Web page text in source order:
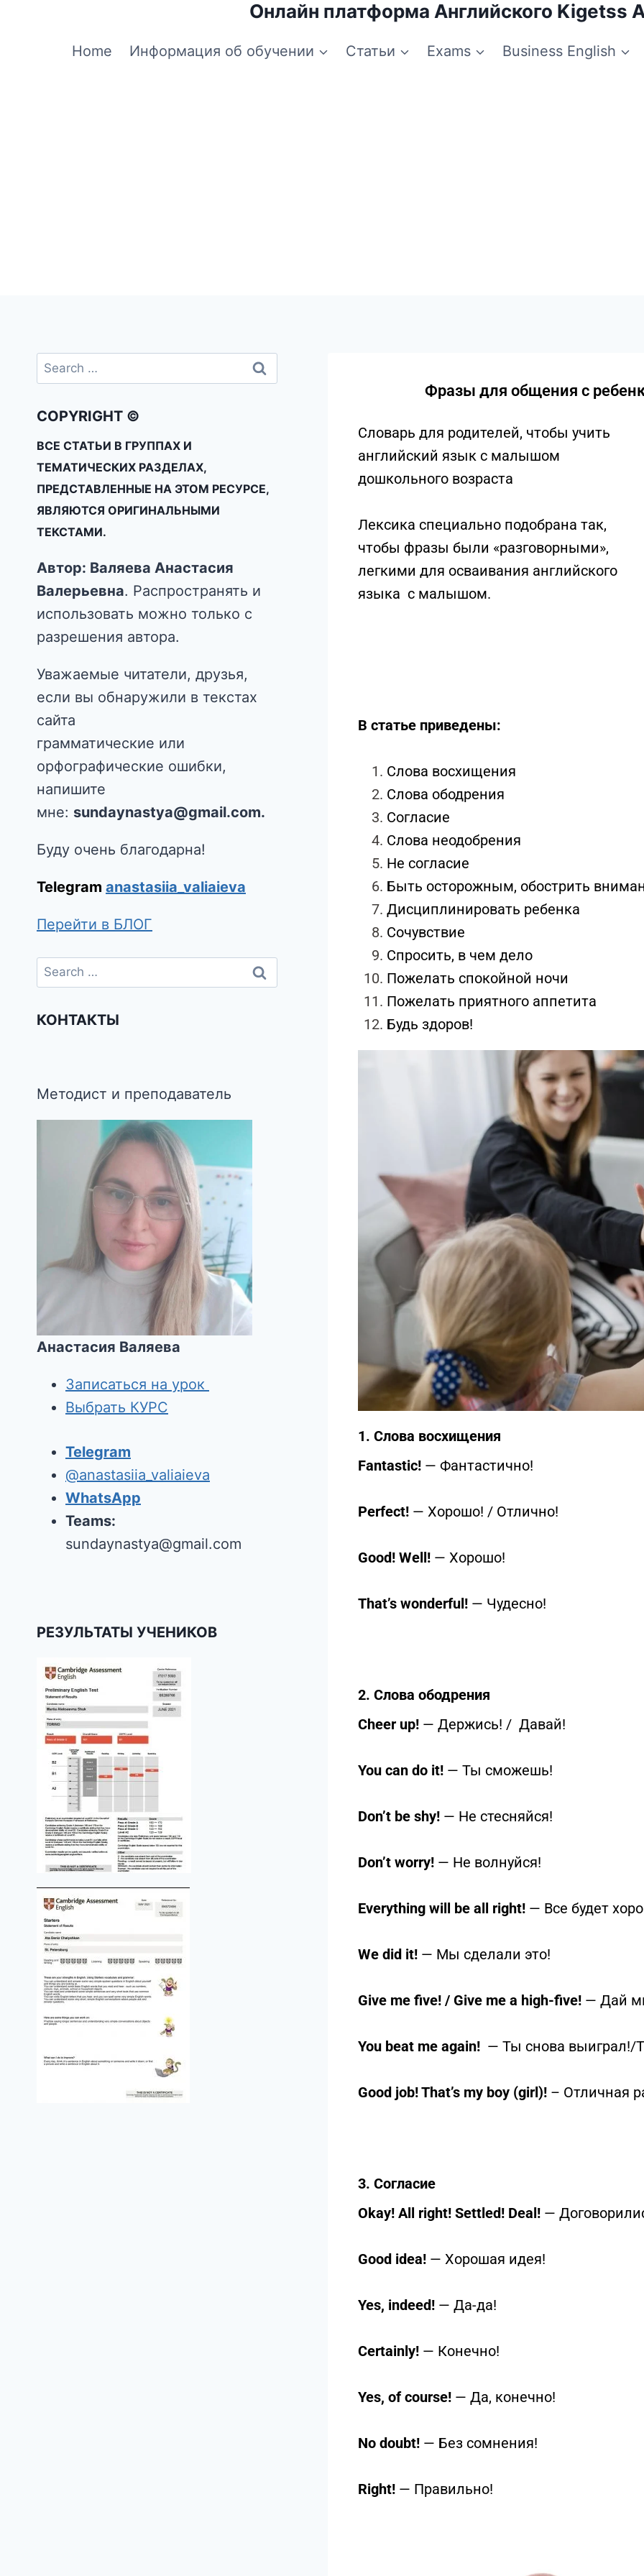
Онлайн платформа Английского Kigetss
Home Информация об обучении Статьи Exams Business English
Фразы для общения с
Словарь для родителей, чтобы учить
английский язык с малышом
дошкольного возраста
Лексика специально подобрана так,
чтобы фразы были «разговорными»,
легкими для осваивания английского
языка с малышом.
В статье приведены:
Слова восхищения
Слова ободрения
Согласие
Слова неодобрения
Не согласие
Быть осторожным, обострить
Дисциплинировать ребенка
Сочувствие
Спросить, в чем дело
Пожелать спокойной ночи
Пожелать приятного аппетита
Будь здоров!
1. Слова восхищения
Fantastic!— Фантастично!
Perfect!— Хорошо! / Отлично!
Good! Well!— Хорошо!
That’s wonderful!— Чудесно!
2. Слова ободрения
Cheer up!— Держись! / Давай!
You can do it!— Ты сможешь!
Don’t be shy!— Не стесняйся!
Don’t worry!— Не волнуйся!
Everything will be all right!— Все будет
We did it!— Мы сделали это!
Give me five! / Give me a high-five!— Дай
You beat me again!— Ты снова выиграл!/
Good job! That’s my boy (girl)!– Отличная
3. Согласие
Okay! All right! Settled! Deal! —
Good idea!— Хорошая идея!
Yes, indeed!— Да-да!
Certainly!— Конечно!
Yes, of course!— Да, конечно!
No doubt!— Без сомнения!
Right!— Правильно!
COPYRIGHT ©
ВСЕ СТАТЬИ В ГРУППАХ И
ТЕМАТИЧЕСКИХ РАЗДЕЛАХ,
ПРЕДСТАВЛЕННЫЕ НА ЭТОМ РЕСУРСЕ,
ЯВЛЯЮТСЯ ОРИГИНАЛЬНЫМИ
ТЕКСТАМИ.
Автор: Валяева Анастасия
Валерьевна. Распространять и
использовать можно только с
разрешения автора.
Уважаемые читатели, друзья,
если вы обнаружили в текстах
сайта
грамматические или
орфографические ошибки,
напишите
мне: sundaynastya@gmail.com.
Буду очень благодарна!
Telegram anastasiia_valiaieva
Перейти в БЛОГ
КОНТАКТЫ
Методист и преподаватель
Анастасия Валяева
Записаться на урок
Выбрать КУРС
Telegram
@anastasiia_valiaieva
WhatsApp
Teams:
sundaynastya@gmail.com
РЕЗУЛЬТАТЫ УЧЕНИКОВ